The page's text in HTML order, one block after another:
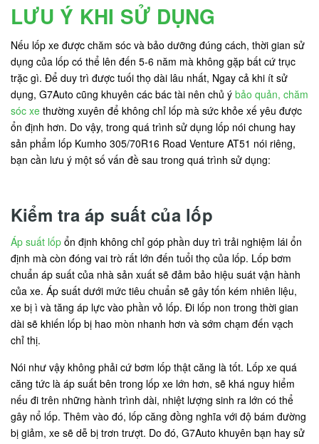
LƯU Ý KHI SỬ DỤNG
Nếu lốp xe được chăm sóc và bảo dưỡng đúng cách, thời gian sử
dụng của lốp có thể lên đến 5-6 năm mà không gặp bất cứ trục
trặc gì. Để duy trì được tuối thọ dài lâu nhất, Ngay cả khi ít sử
dụng, G7Auto cũng khuyên các bác tài nên chủ ý bảo quản, chăm
sóc xe thường xuyên để không chỉ lốp mà sức khỏe xế yêu được
ổn định hơn. Do vậy, trong quá trình sử dụng lốp nói chung hay
sản phẩm lốp Kumho 305/70R16 Road Venture AT51 nói riêng,
bạn cần lưu ý một số vấn đề sau trong quá trình sử dụng:
Kiểm tra áp suất của lốp
Áp suất lốp ổn định không chỉ góp phần duy trì trải nghiệm lái ổn
định mà còn đóng vai trò rất lớn đến tuổi thọ của lốp. Lốp bơm
chuẩn áp suất của nhà sản xuất sẽ đảm bảo hiệu suát vận hành
của xe. Áp suất dưới mức tiêu chuẩn sẽ gây tốn kém nhiên liệu,
xe bị ì và tăng áp lực vào phần vỏ lốp. Đi lốp non trong thời gian
dài sẽ khiến lốp bị hao mòn nhanh hơn và sớm chạm đến vạch
chỉ thị.
Nói như vậy không phải cứ bơm lốp thật căng là tốt. Lốp xe quá
căng tức là áp suất bên trong lốp xe lớn hơn, sẽ khá nguy hiểm
nếu đi trên những hành trình dài, nhiệt lượng sinh ra lớn có thể
gây nổ lốp. Thêm vào đó, lốp căng đồng nghĩa với độ bám đường
bị giảm, xe sẽ dễ bị trơn trượt. Do đó, G7Auto khuyên bạn hay sử